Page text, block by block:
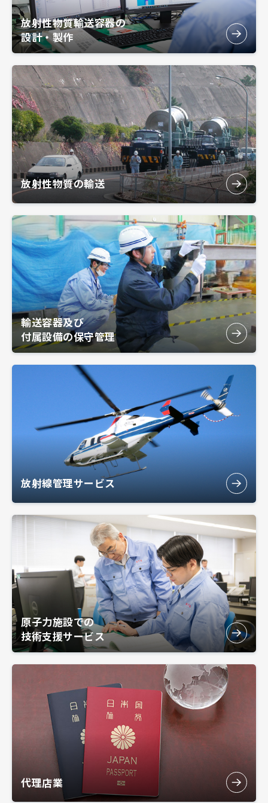
放射性物質輸送容器の
設計・製作
放射性物質の輸送
輸送容器及び
付属設備の保守管理
放射線管理サービス
原子力施設での
技術支援サービス
代理店業